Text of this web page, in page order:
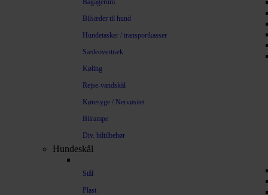
Bagagerum
Bilsæder til hund
Hundetasker / transportkasser
Sædeovertræk
Køling
Rejse-vandskål
Køresyge / Nervøsitet
Bilrampe
Div. biltilbehør
Hundeskål
Stål
Plast